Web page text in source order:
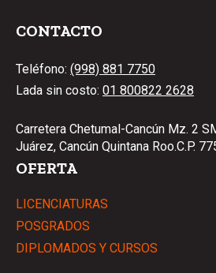
CONTACTO
Teléfono: (998) 881 7750
Lada sin costo: 01 800822 2628
Carretera Chetumal-Cancún Mz. 2
Juárez, Cancún Quintana Roo.C.P.
OFERTA
LICENCIATURAS
POSGRADOS
DIPLOMADOS Y CURSOS